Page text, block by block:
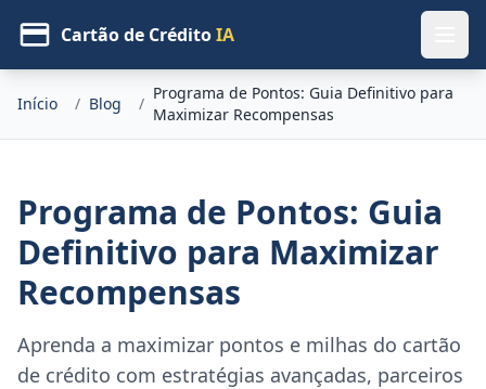
Cartão de CréditoIA
Início / Blog /
Programa de Pontos: Guia Definitivo para
Maximizar Recompensas
Programa de Pontos: Guia
Definitivo para Maximizar
Recompensas
Aprenda a maximizar pontos e milhas do cartão
de crédito com estratégias avançadas, parceiros